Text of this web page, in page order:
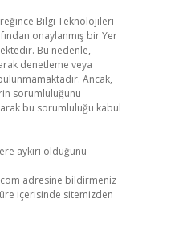
Bilgi Teknolojileri
onaylanmış bir Yer
Bu nedenle,
denetleme veya
Ancak,
sorumluluğunu
bu sorumluluğu kabul
aykırı olduğunu
adresine bildirmeniz
içerisinde sitemizden